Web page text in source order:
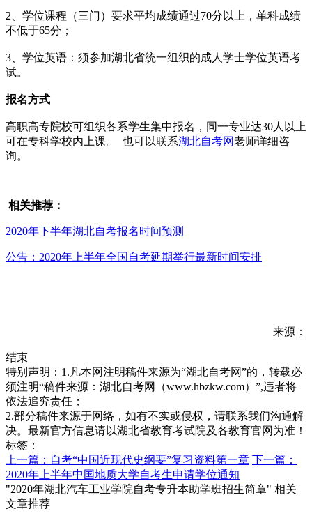
2、学位课程（三门）要求平均成绩通过70分以上，单科成绩
不低于65分；
3、学位英语：须参加湖北省统一组织的成人学士学位英语考
试。
报名方式
高职高专院校可组织各系学生集中报名，同一专业达30人以上
可在专科学校内上课。 也可以联系湖北自考网老师详细咨
询。
相关推荐：
2020年下半年湖北自考报名时间预测
公告：2020年上半年全国自考延期举行最新时间安排
来源：
结束
特别声明：1.凡本网注明稿件来源为“湖北自考网”的，转载必
须注明“稿件来源：湖北自考网（www.hbzkw.com）”,违者将
依法追究责任；
2.部分稿件来源于网络，如有不实或侵权，请联系我们沟通解
决。最新官方信息请以湖北省教育考试院及各教育官网为准！
标签：
上一篇：自考“中国近现代史纲要”复习资料第一章 下一篇：
2020年上半年中国地质大学自考生申请学位通知
"2020年湖北汽车工业学院自考专升本助学班招生简章" 相关
文章推荐